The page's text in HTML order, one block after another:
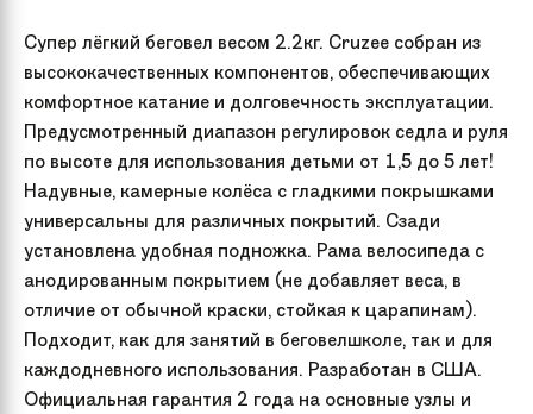
Супер лёгкий беговел весом 2.2кг. Cruzee собран из
высококачественных компонентов, обеспечивающих
комфортное катание и долговечность эксплуатации.
Предусмотренный диапазон регулировок седла и руля
по высоте для использования детьми от 1,5 до 5 лет!
Надувные, камерные колёса с гладкими покрышками
универсальны для различных покрытий. Сзади
установлена удобная подножка. Рама велосипеда с
анодированным покрытием (не добавляет веса, в
отличие от обычной краски, стойкая к царапинам).
Подходит, как для занятий в беговелшколе, так и для
каждодневного использования. Разработан в США.
Официальная гарантия 2 года на основные узлы и